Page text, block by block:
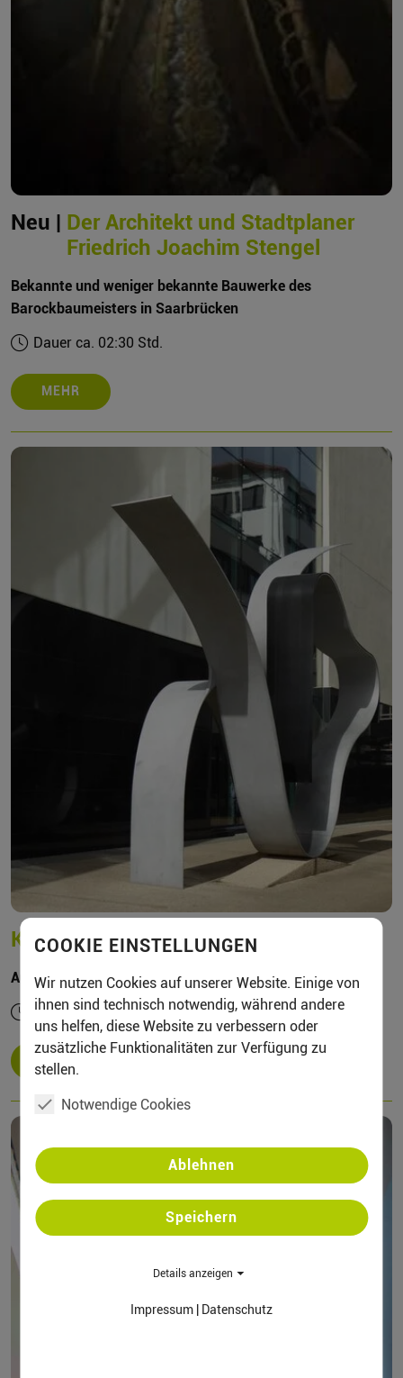
Neu | Der Architekt und Stadtplaner
Friedrich Joachim Stengel
Bekannte und weniger bekannte Bauwerke des
Barockbaumeisters in Saarbrücken
Dauer ca. 02:30 Std.
MEHR
Kunst im öffentlichen Raum
Auf den Spuren zeitgenössischer Kunst und Architektur
Dauer ca. 02:00 Std.
MEHR
COOKIE EINSTELLUNGEN
Wir nutzen Cookies auf unserer Website. Einige von
ihnen sind technisch notwendig, während andere
uns helfen, diese Website zu verbessern oder
zusätzliche Funktionalitäten zur Verfügung zu
stellen.
Notwendige Cookies
Ablehnen
Speichern
Details anzeigen
Impressum | Datenschutz